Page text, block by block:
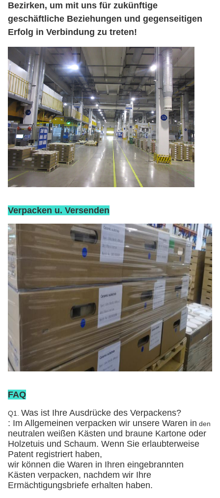
Bezirken, um mit uns für zukünftige
geschäftliche Beziehungen und gegenseitigen
Erfolg in Verbindung zu treten!
Verpacken u. Versenden
FAQ
Q1. Was ist Ihre Ausdrücke des Verpackens?
: Im Allgemeinen verpacken wir unsere Waren in den
neutralen weißen Kästen und braune Kartone oder
Holzetuis und Schaum. Wenn Sie erlaubterweise
Patent registriert haben,
wir können die Waren in Ihren eingebrannten
Kästen verpacken, nachdem wir Ihre
Ermächtigungsbriefe erhalten haben.